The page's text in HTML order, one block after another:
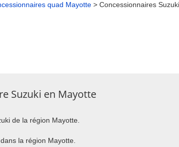
quad Mayotte > Concessionnaires
Suzuki en Mayotte
de la région Mayotte.
la région Mayotte.